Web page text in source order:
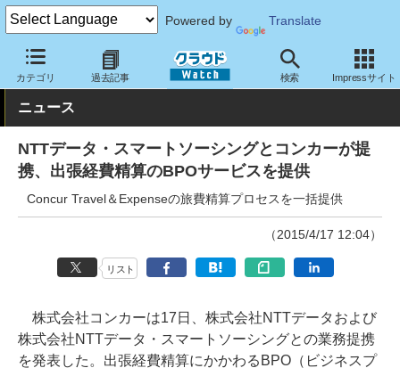
Powered by Translate
カテゴリ 過去記事 検索 Impressサイト
クラウド Watch サービス・ソフト サービス BPO・アウトソ
ニュース
NTTデータ・スマートソーシングとコンカーが提
携、出張経費精算のBPOサービスを提供
Concur Travel＆Expenseの旅費精算プロセスを一括提供
（2015/4/17 12:04）
リスト
株式会社コンカーは17日、株式会社NTTデータおよび
株式会社NTTデータ・スマートソーシングとの業務提携
を発表した。出張経費精算にかかわるBPO（ビジネスプ